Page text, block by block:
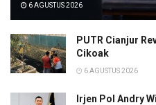
6 AGUSTUS 2026
PUTR Cianjur
Cikoak
6 AGUSTUS 2026
Irjen Pol Andry